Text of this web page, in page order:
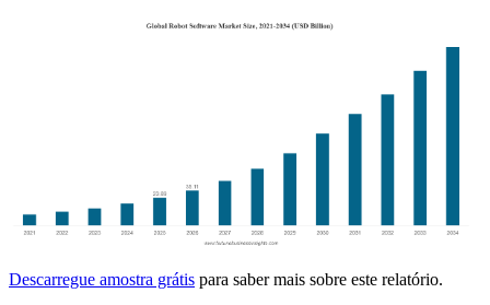
Descarregue amostra grátis para saber mais sobre este relatório.